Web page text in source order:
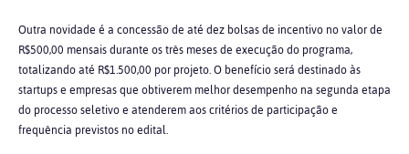
Outra novidade é a concessão de até dez bolsas de incentivo no valor de
R$500,00 mensais durante os três meses de execução do programa,
totalizando até R$1.500,00 por projeto. O benefício será destinado às
startups e empresas que obtiverem melhor desempenho na segunda etapa
do processo seletivo e atenderem aos critérios de participação e
frequência previstos no edital.